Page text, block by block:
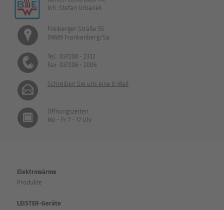
Inh. Stefan Urbanek
Freiberger Straße 55
09669 Frankenberg/Sa.
Tel.: 037206 - 2332
Fax: 037206 - 2006
Schreiben Sie uns eine E-Mail
Öffnungszeiten:
Mo - Fr 7 - 17 Uhr
Elektrowärme
Produkte
LEISTER-Geräte